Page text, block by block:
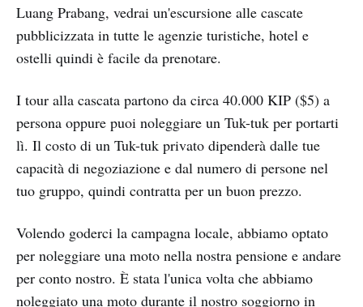
Luang Prabang, vedrai un'escursione alle cascate
pubblicizzata in tutte le agenzie turistiche, hotel e
ostelli quindi è facile da prenotare.
I tour alla cascata partono da circa 40.000 KIP ($5) a
persona oppure puoi noleggiare un Tuk-tuk per portarti
lì. Il costo di un Tuk-tuk privato dipenderà dalle tue
capacità di negoziazione e dal numero di persone nel
tuo gruppo, quindi contratta per un buon prezzo.
Volendo goderci la campagna locale, abbiamo optato
per noleggiare una moto nella nostra pensione e andare
per conto nostro. È stata l'unica volta che abbiamo
noleggiato una moto durante il nostro soggiorno in